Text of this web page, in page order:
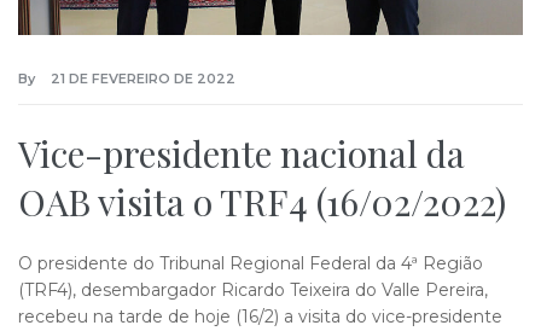
By 21 DE FEVEREIRO DE 2022
Vice-presidente nacional da
OAB visita o TRF4 (16/02/2022)
O presidente do Tribunal Regional Federal da 4ª Região
(TRF4), desembargador Ricardo Teixeira do Valle Pereira,
recebeu na tarde de hoje (16/2) a visita do vice-presidente